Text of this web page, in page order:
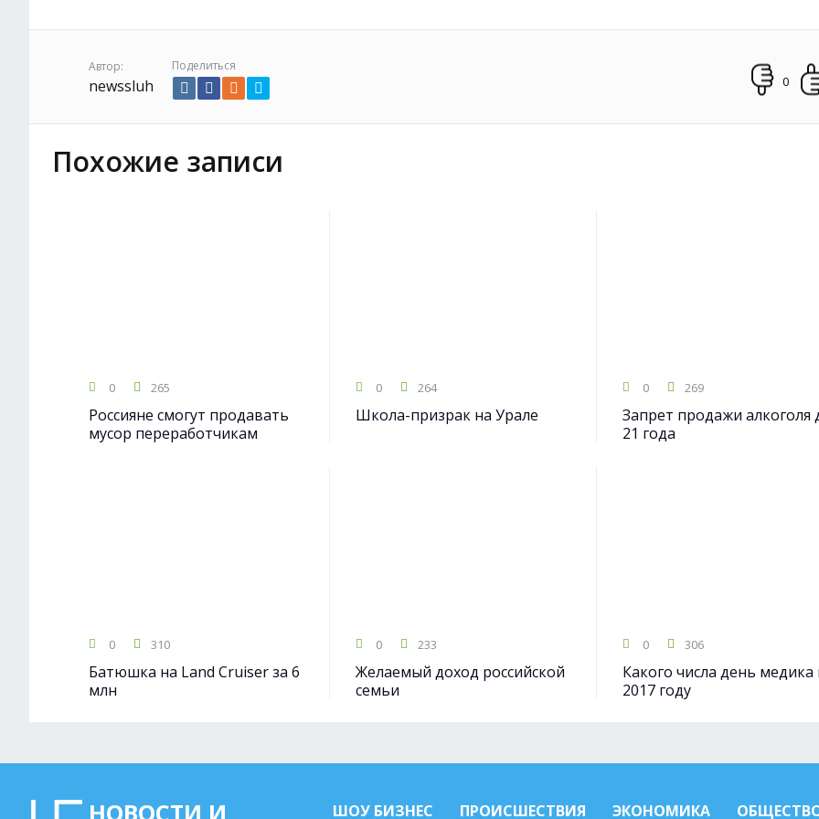
Автор:
newssluh
Поделиться
0
Похожие записи
0 265
Россияне смогут продавать
мусор переработчикам
0 264
Школа-призрак на Урале
0 269
Запрет продажи алкоголя
21 года
0 310
Батюшка на Land Cruiser за 6
млн
0 233
Желаемый доход российской
семьи
0 306
Какого числа день медика
2017 году
НОВОСТИ И ШОУ БИЗНЕС ПРОИСШЕСТВИЯ ЭКОНОМИКА